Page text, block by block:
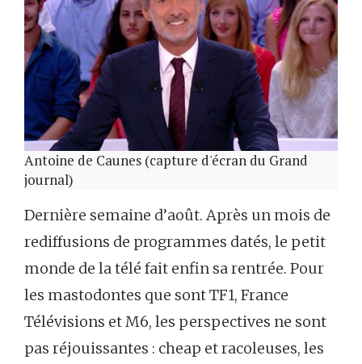
Antoine de Caunes (capture d'écran du Grand
journal)
Dernière semaine d’août. Après un mois de
rediffusions de programmes datés, le petit
monde de la télé fait enfin sa rentrée. Pour
les mastodontes que sont TF1, France
Télévisions et M6, les perspectives ne sont
pas réjouissantes : cheap et racoleuses, les